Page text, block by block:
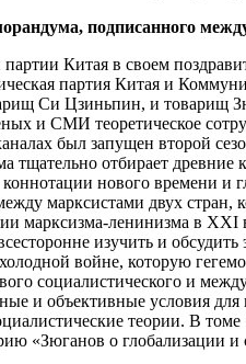
подписанного
Китая в своем
партия Китая и
Си Цзиньпин, и
и СМИ теоретическое
был запущен второй
тщательно отбирает
нового времени
марксистами двух
марксизма-ленинизма в
изучить и
войне, которую
социалистического и
и объективные условия
теории. В
«Зюганов о